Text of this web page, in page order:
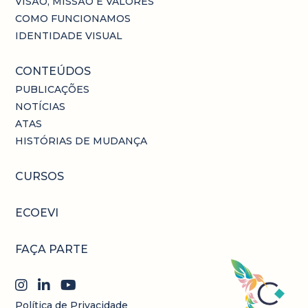
COMO FUNCIONAMOS
IDENTIDADE VISUAL
CONTEÚDOS
PUBLICAÇÕES
NOTÍCIAS
ATAS
HISTÓRIAS DE MUDANÇA
CURSOS
ECOEVI
FAÇA PARTE
Política de Privacidade